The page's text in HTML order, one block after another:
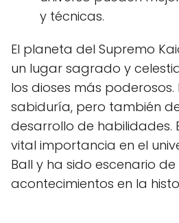
y técnicas.
El planeta del Supremo
un lugar sagrado y
los dioses más poderosos.
sabiduría, pero también
desarrollo de habilidades.
vital importancia en el
Ball y ha sido escenario
acontecimientos en la